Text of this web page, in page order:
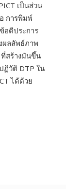
เป็นส่วน
การพิมพ์
อดีประการ
ผลลัพธ์ภาพ
ที่สร้างมันขึ้น
ฏิวัติ DTP ใน
ได้ด้วย